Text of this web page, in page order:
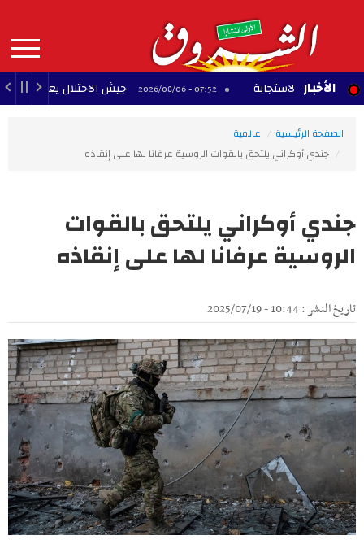
contenu
principal
MAIN
NAVIGATION الأخبار
الاستجابة 07:52 - 2026/08/06 جيش الاحتلال يعلن مقتل جنديين
الصفحة الرئيسية
عالمية
جندي أوكراني يلتحق بالقوات الروسية عرفانا لها على إنقاذه
جندي أوكراني يلتحق بالقوات
الروسية عرفانا لها على إنقاذه
تاريخ النشر : 10:44 - 2025/07/19